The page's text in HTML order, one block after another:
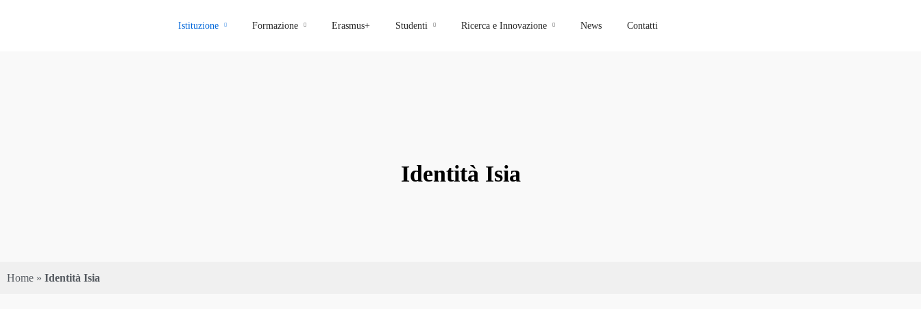
Istituzione Formazione Erasmus+ Studenti Ricerca e Innovazione News Contatti
Identità Isia
Home » Identità Isia